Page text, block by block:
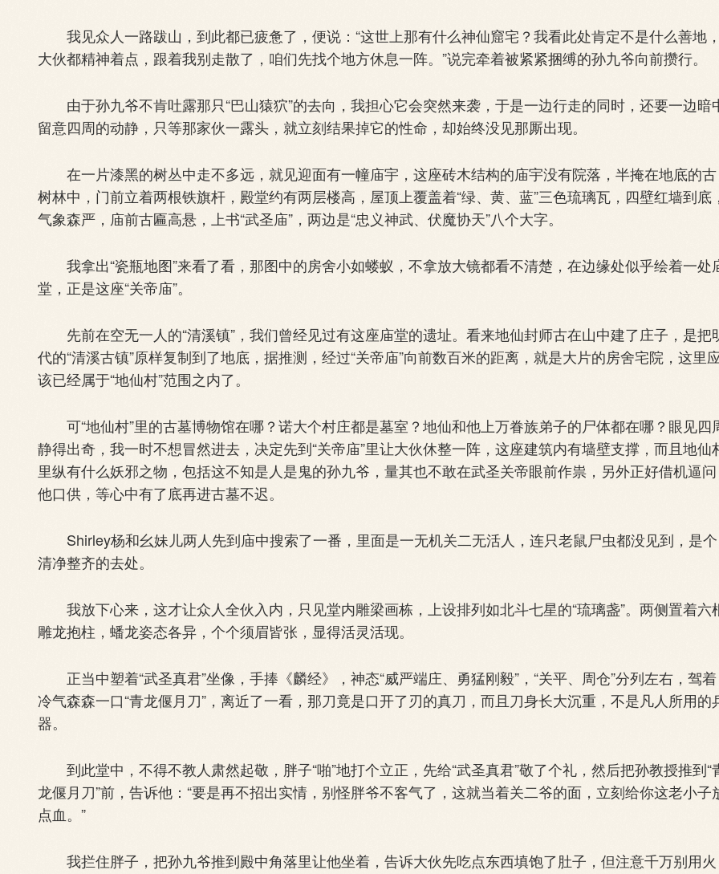
我见众人一路跋山，到此都已疲惫了，便说：“这世上那有什么神仙窟宅？我看此处肯定不是什么善地
大伙都精神着点，跟着我别走散了，咱们先找个地方休息一阵。”说完牵着被紧紧捆缚的孙九爷向前攒行。
由于孙九爷不肯吐露那只“巴山猿狖”的去向，我担心它会突然来袭，于是一边行走的同时，还要一边暗
留意四周的动静，只等那家伙一露头，就立刻结果掉它的性命，却始终没见那厮出现。
在一片漆黑的树丛中走不多远，就见迎面有一幢庙宇，这座砖木结构的庙宇没有院落，半掩在地底的古
树林中，门前立着两根铁旗杆，殿堂约有两层楼高，屋顶上覆盖着“绿、黄、蓝”三色琉璃瓦，四壁红墙到底
气象森严，庙前古匾高悬，上书“武圣庙”，两边是“忠义神武、伏魔协天”八个大字。
我拿出“瓷瓶地图”来看了看，那图中的房舍小如蝼蚁，不拿放大镜都看不清楚，在边缘处似乎绘着一处
堂，正是这座“关帝庙”。
先前在空无一人的“清溪镇”，我们曾经见过有这座庙堂的遗址。看来地仙封师古在山中建了庄子，是把
代的“清溪古镇”原样复制到了地底，据推测，经过“关帝庙”向前数百米的距离，就是大片的房舍宅院，这里
该已经属于“地仙村”范围之内了。
可“地仙村”里的古墓博物馆在哪？诺大个村庄都是墓室？地仙和他上万眷族弟子的尸体都在哪？眼见四
静得出奇，我一时不想冒然进去，决定先到“关帝庙”里让大伙休整一阵，这座建筑内有墙壁支撑，而且地仙
里纵有什么妖邪之物，包括这不知是人是鬼的孙九爷，量其也不敢在武圣关帝眼前作祟，另外正好借机逼问
他口供，等心中有了底再进古墓不迟。
Shirley杨和幺妹儿两人先到庙中搜索了一番，里面是一无机关二无活人，连只老鼠尸虫都没见到，是个
清净整齐的去处。
我放下心来，这才让众人全伙入内，只见堂内雕梁画栋，上设排列如北斗七星的“琉璃盏”。两侧置着六
雕龙抱柱，蟠龙姿态各异，个个须眉皆张，显得活灵活现。
正当中塑着“武圣真君”坐像，手捧《麟经》，神态“威严端庄、勇猛刚毅”，“关平、周仓”分列左右，驾着
冷气森森一口“青龙偃月刀”，离近了一看，那刀竟是口开了刃的真刀，而且刀身长大沉重，不是凡人所用的
器。
到此堂中，不得不教人肃然起敬，胖子“啪”地打个立正，先给“武圣真君”敬了个礼，然后把孙教授推到“
龙偃月刀”前，告诉他：“要是再不招出实情，别怪胖爷不客气了，这就当着关二爷的面，立刻给你这老小子
点血。”
我拦住胖子，把孙九爷推到殿中角落里让他坐着，告诉大伙先吃点东西填饱了肚子，但注意千万别用火